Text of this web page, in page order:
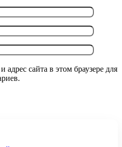
сайта в этом браузере для